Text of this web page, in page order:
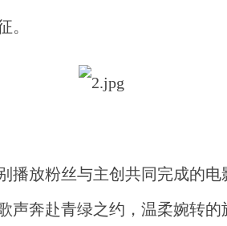
。
播放粉丝与主创共同完成的
声奔赴青绿之约，温柔婉转